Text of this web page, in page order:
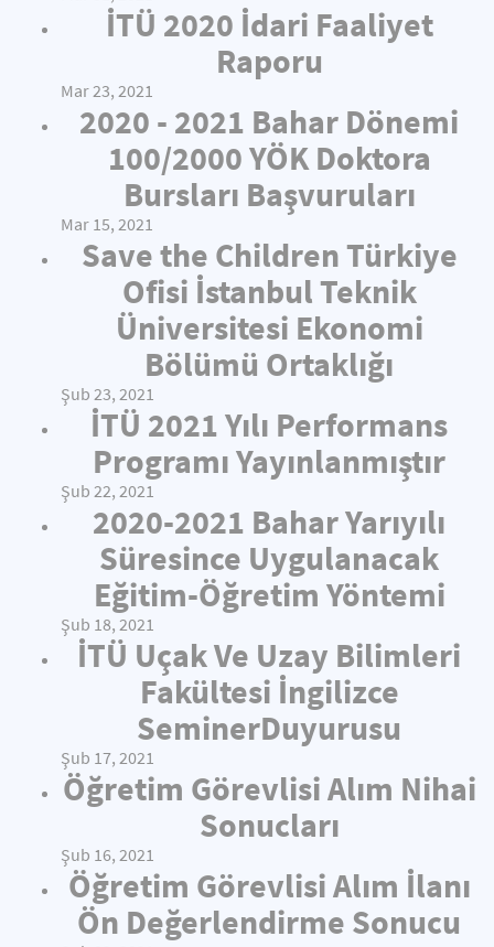
İTÜ 2020 İdari Faaliyet
Raporu
Mar 23, 2021
2020 - 2021 Bahar Dönemi
100/2000 YÖK Doktora
Bursları Başvuruları
Mar 15, 2021
Save the Children Türkiye
Ofisi İstanbul Teknik
Üniversitesi Ekonomi
Bölümü Ortaklığı
Şub 23, 2021
İTÜ 2021 Yılı Performans
Programı Yayınlanmıştır
Şub 22, 2021
2020-2021 Bahar Yarıyılı
Süresince Uygulanacak
Eğitim-Öğretim Yöntemi
Şub 18, 2021
İTÜ Uçak Ve Uzay Bilimleri
Fakültesi İngilizce
SeminerDuyurusu
Şub 17, 2021
Öğretim Görevlisi Alım Nihai
Sonucları
Şub 16, 2021
Öğretim Görevlisi Alım İlanı
Ön Değerlendirme Sonucu